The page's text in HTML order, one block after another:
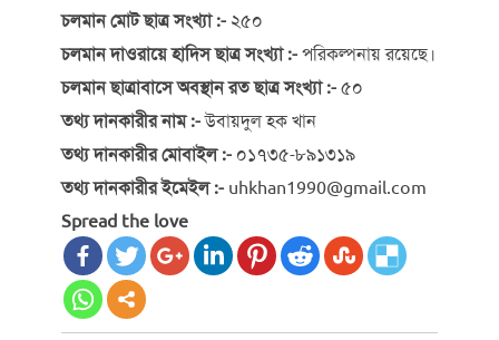
চলমান মোট ছাত্র সংখ্যা :- ২৫০
চলমান দাওরায়ে হাদিস ছাত্র সংখ্যা :- পরিকল্পনায় রয়েছে।
চলমান ছাত্রাবাসে অবস্থান রত ছাত্র সংখ্যা :- ৫০
তথ্য দানকারীর নাম :-উবায়দুল হক খান
তথ্য দানকারীর মোবাইল :- ০১৭৩৫-৮৯১৩১৯
তথ্য দানকারীর ইমেইল :- uhkhan1990@gmail.com
Spread the love